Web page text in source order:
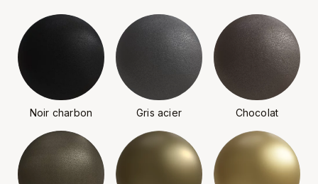
Noir charbon Gris acier Chocolat